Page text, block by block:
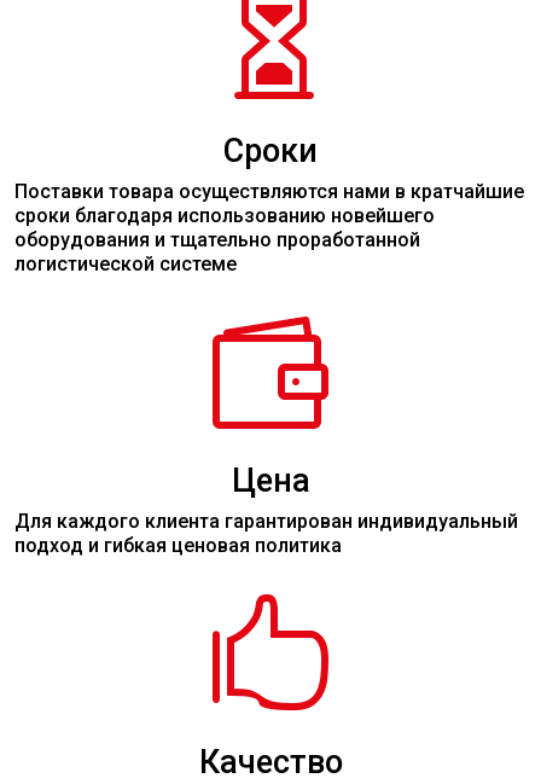

Сроки
Поставки товара осуществляются нами в кратчайшие
сроки благодаря использованию новейшего
оборудования и тщательно проработанной
логистической системе

Цена
Для каждого клиента гарантирован индивидуальный
подход и гибкая ценовая политика

Качество